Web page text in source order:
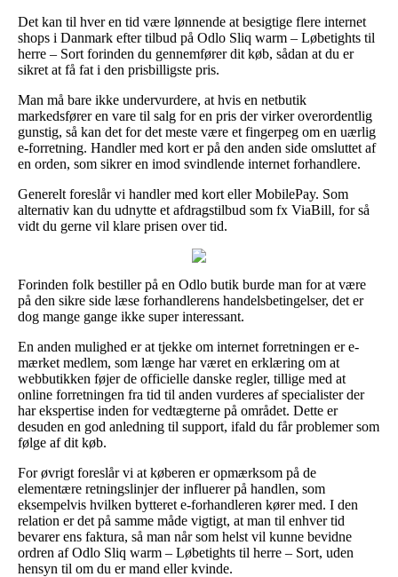
Det kan til hver en tid være lønnende at besigtige flere internet
shops i Danmark efter tilbud på Odlo Sliq warm – Løbetights til
herre – Sort forinden du gennemfører dit køb, sådan at du er
sikret at få fat i den prisbilligste pris.
Man må bare ikke undervurdere, at hvis en netbutik
markedsfører en vare til salg for en pris der virker overordentlig
gunstig, så kan det for det meste være et fingerpeg om en uærlig
e-forretning. Handler med kort er på den anden side omsluttet af
en orden, som sikrer en imod svindlende internet forhandlere.
Generelt foreslår vi handler med kort eller MobilePay. Som
alternativ kan du udnytte et afdragstilbud som fx ViaBill, for så
vidt du gerne vil klare prisen over tid.
Forinden folk bestiller på en Odlo butik burde man for at være
på den sikre side læse forhandlerens handelsbetingelser, det er
dog mange gange ikke super interessant.
En anden mulighed er at tjekke om internet forretningen er e-
mærket medlem, som længe har været en erklæring om at
webbutikken føjer de officielle danske regler, tillige med at
online forretningen fra tid til anden vurderes af specialister der
har ekspertise inden for vedtægterne på området. Dette er
desuden en god anledning til support, ifald du får problemer som
følge af dit køb.
For øvrigt foreslår vi at køberen er opmærksom på de
elementære retningslinjer der influerer på handlen, som
eksempelvis hvilken bytteret e-forhandleren kører med. I den
relation er det på samme måde vigtigt, at man til enhver tid
bevarer ens faktura, så man når som helst vil kunne bevidne
ordren af Odlo Sliq warm – Løbetights til herre – Sort, uden
hensyn til om du er mand eller kvinde.